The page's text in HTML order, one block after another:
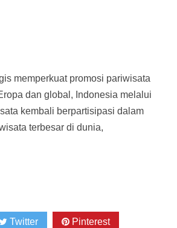
memperkuat promosi pariwisata
dan global, Indonesia melalui
kembali berpartisipasi dalam
terbesar di dunia,
Twitter Pinterest